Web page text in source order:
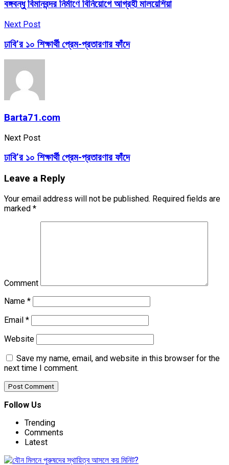
বঙ্গবন্ধু বিমানবন্দর নির্মাণে বিনিয়োগে আগ্রহী মালয়েশিয়া
Next Post
ঢাবি’র ১০ শিক্ষার্থী প্রেম-প্রতারণার ফাঁদে
Barta71.com
Next Post
ঢাবি’র ১০ শিক্ষার্থী প্রেম-প্রতারণার ফাঁদে
Leave a Reply
Your email address will not be published. Required fields are
marked *
Comment
Name *
Email *
Website
Save my name, email, and website in this browser for the
next time I comment.
Follow Us
Trending
Comments
Latest